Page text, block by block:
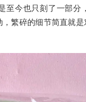
至今也只刻了一部分
繁碎的细节简直就